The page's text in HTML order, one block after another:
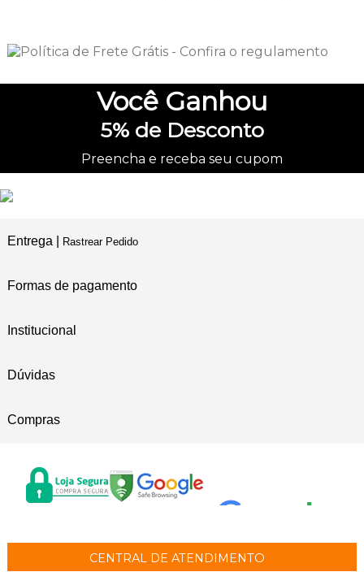
Você Ganhou
5%de Desconto
Preencha e receba seu cupom
Entrega | Rastrear Pedido
Formas de pagamento
Institucional
Dúvidas
Compras
CENTRAL DE ATENDIMENTO